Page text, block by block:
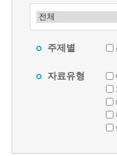
주제별
자료유형